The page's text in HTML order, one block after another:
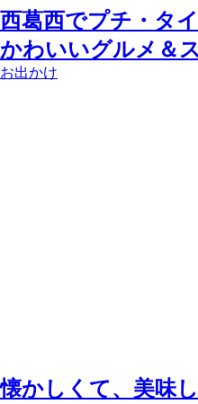
西葛西でプチ・タ
かわいいグルメ＆
お出かけ
懐かしくて、美味